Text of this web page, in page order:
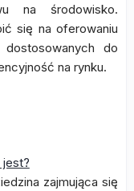
na środowisko.
się na oferowaniu
dostosowanych do
na rynku.
zajmująca się